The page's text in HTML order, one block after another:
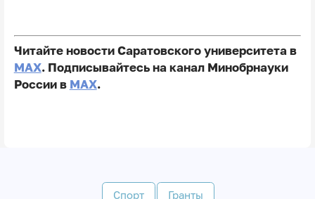
Читайте новости Саратовского университета в
MAX. Подписывайтесь на канал Минобрнауки
России в MAX.
Спорт Гранты